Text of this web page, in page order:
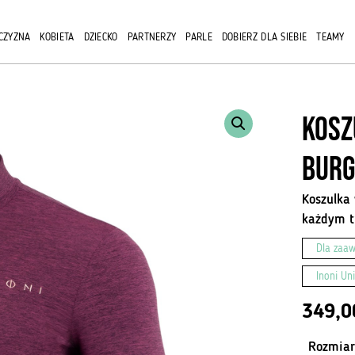
KOBIETA DZIECKO PARTNERZY PARLE DOBIERZ DLA SIEBIE TEAMY
każdym
Dla
Inoni
Rozmiar